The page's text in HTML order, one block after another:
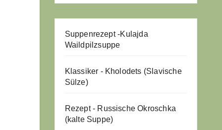
Suppenrezept -Kulajda
Waildpilzsuppe
Klassiker - Kholodets (Slavische
Sülze)
Rezept - Russische Okroschka
(kalte Suppe)